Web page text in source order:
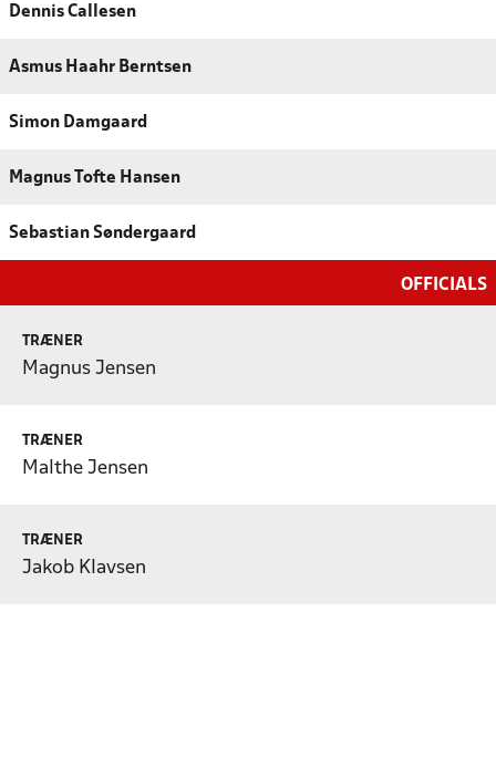
Dennis Callesen
Asmus Haahr Berntsen
Simon Damgaard
Magnus Tofte Hansen
Sebastian Søndergaard
OFFICIALS
TRÆNER
Magnus Jensen
TRÆNER
Malthe Jensen
TRÆNER
Jakob Klavsen